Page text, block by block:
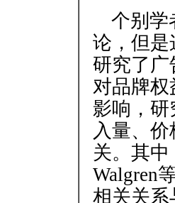
个别学
论，但是
研究了广
对品牌
影响，
入量、
关。其
Walgren
相关关